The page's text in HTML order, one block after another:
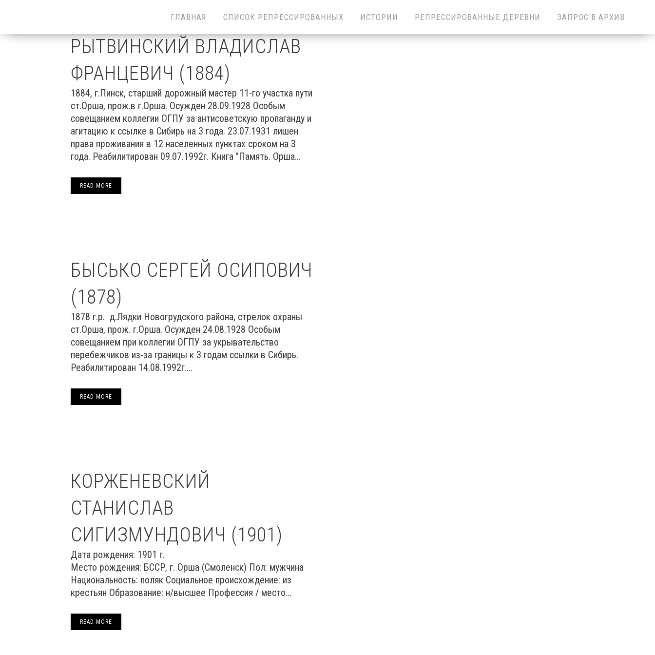
ГЛАВНАЯ СПИСОК РЕПРЕССИРОВАННЫХ ИСТОРИИ РЕПРЕССИРОВАННЫЕ ДЕРЕВНИ ЗАПРОС В АРХИВ
РЫТВИНСКИЙ ВЛАДИСЛАВ
ФРАНЦЕВИЧ (1884)
1884, г.Пинск, старший дорожный мастер 11-го участка пути
ст.Орша, прож.в г.Орша. Осужден 28.09.1928 Особым
совещанием коллегии ОГПУ за антисоветскую пропаганду и
агитацию к ссылке в Сибирь на 3 года. 23.07.1931 лишен
права проживания в 12 населенных пунктах сроком на 3
года. Реабилитирован 09.07.1992г. Книга "Память. Орша...
READ MORE
БЫСЬКО СЕРГЕЙ ОСИПОВИЧ
(1878)
1878 г.р. д.Лядки Новогрудского района, стрелок охраны
ст.Орша, прож. г.Орша. Осужден 24.08.1928 Особым
совещанием при коллегии ОГПУ за укрывательство
перебежчиков из-за границы к 3 годам ссылки в Сибирь.
Реабилитирован 14.08.1992г....
READ MORE
КОРЖЕНЕВСКИЙ
СТАНИСЛАВ
СИГИЗМУНДОВИЧ (1901)
Дата рождения: 1901 г.
Место рождения: БССР, г. Орша (Смоленск) Пол: мужчина
Национальность: поляк Социальное происхождение: из
крестьян Образование: н/высшее Профессия / место...
READ MORE